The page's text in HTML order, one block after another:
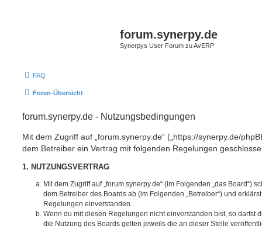
forum.synerpy.de
Synerpys User Forum zu AvERP
FAQ
Foren-Übersicht
forum.synerpy.de - Nutzungsbedingungen
Mit dem Zugriff auf „forum.synerpy.de“ („https://synerpy.de/
dem Betreiber ein Vertrag mit folgenden Regelungen
1. NUTZUNGSVERTRAG
Mit dem Zugriff auf „forum.synerpy.de“ (im Folgenden „das Board“)
dem Betreiber des Boards ab (im Folgenden „Betreiber“) und
Regelungen einverstanden.
Wenn du mit diesen Regelungen nicht einverstanden bist, so darfst
die Nutzung des Boards gelten jeweils die an dieser Stelle